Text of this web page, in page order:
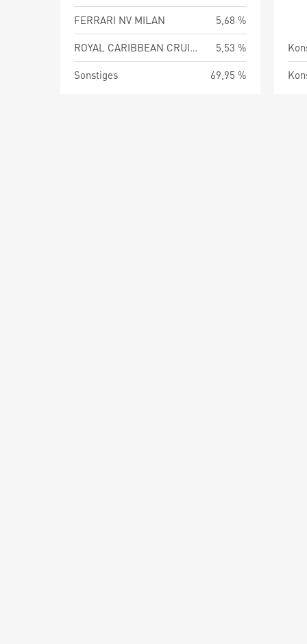
FERRARI NV MILAN
5,68 %
ROYAL CARIBBEAN CRUISES LTD
5,53 %
Sonstiges
69,95 %